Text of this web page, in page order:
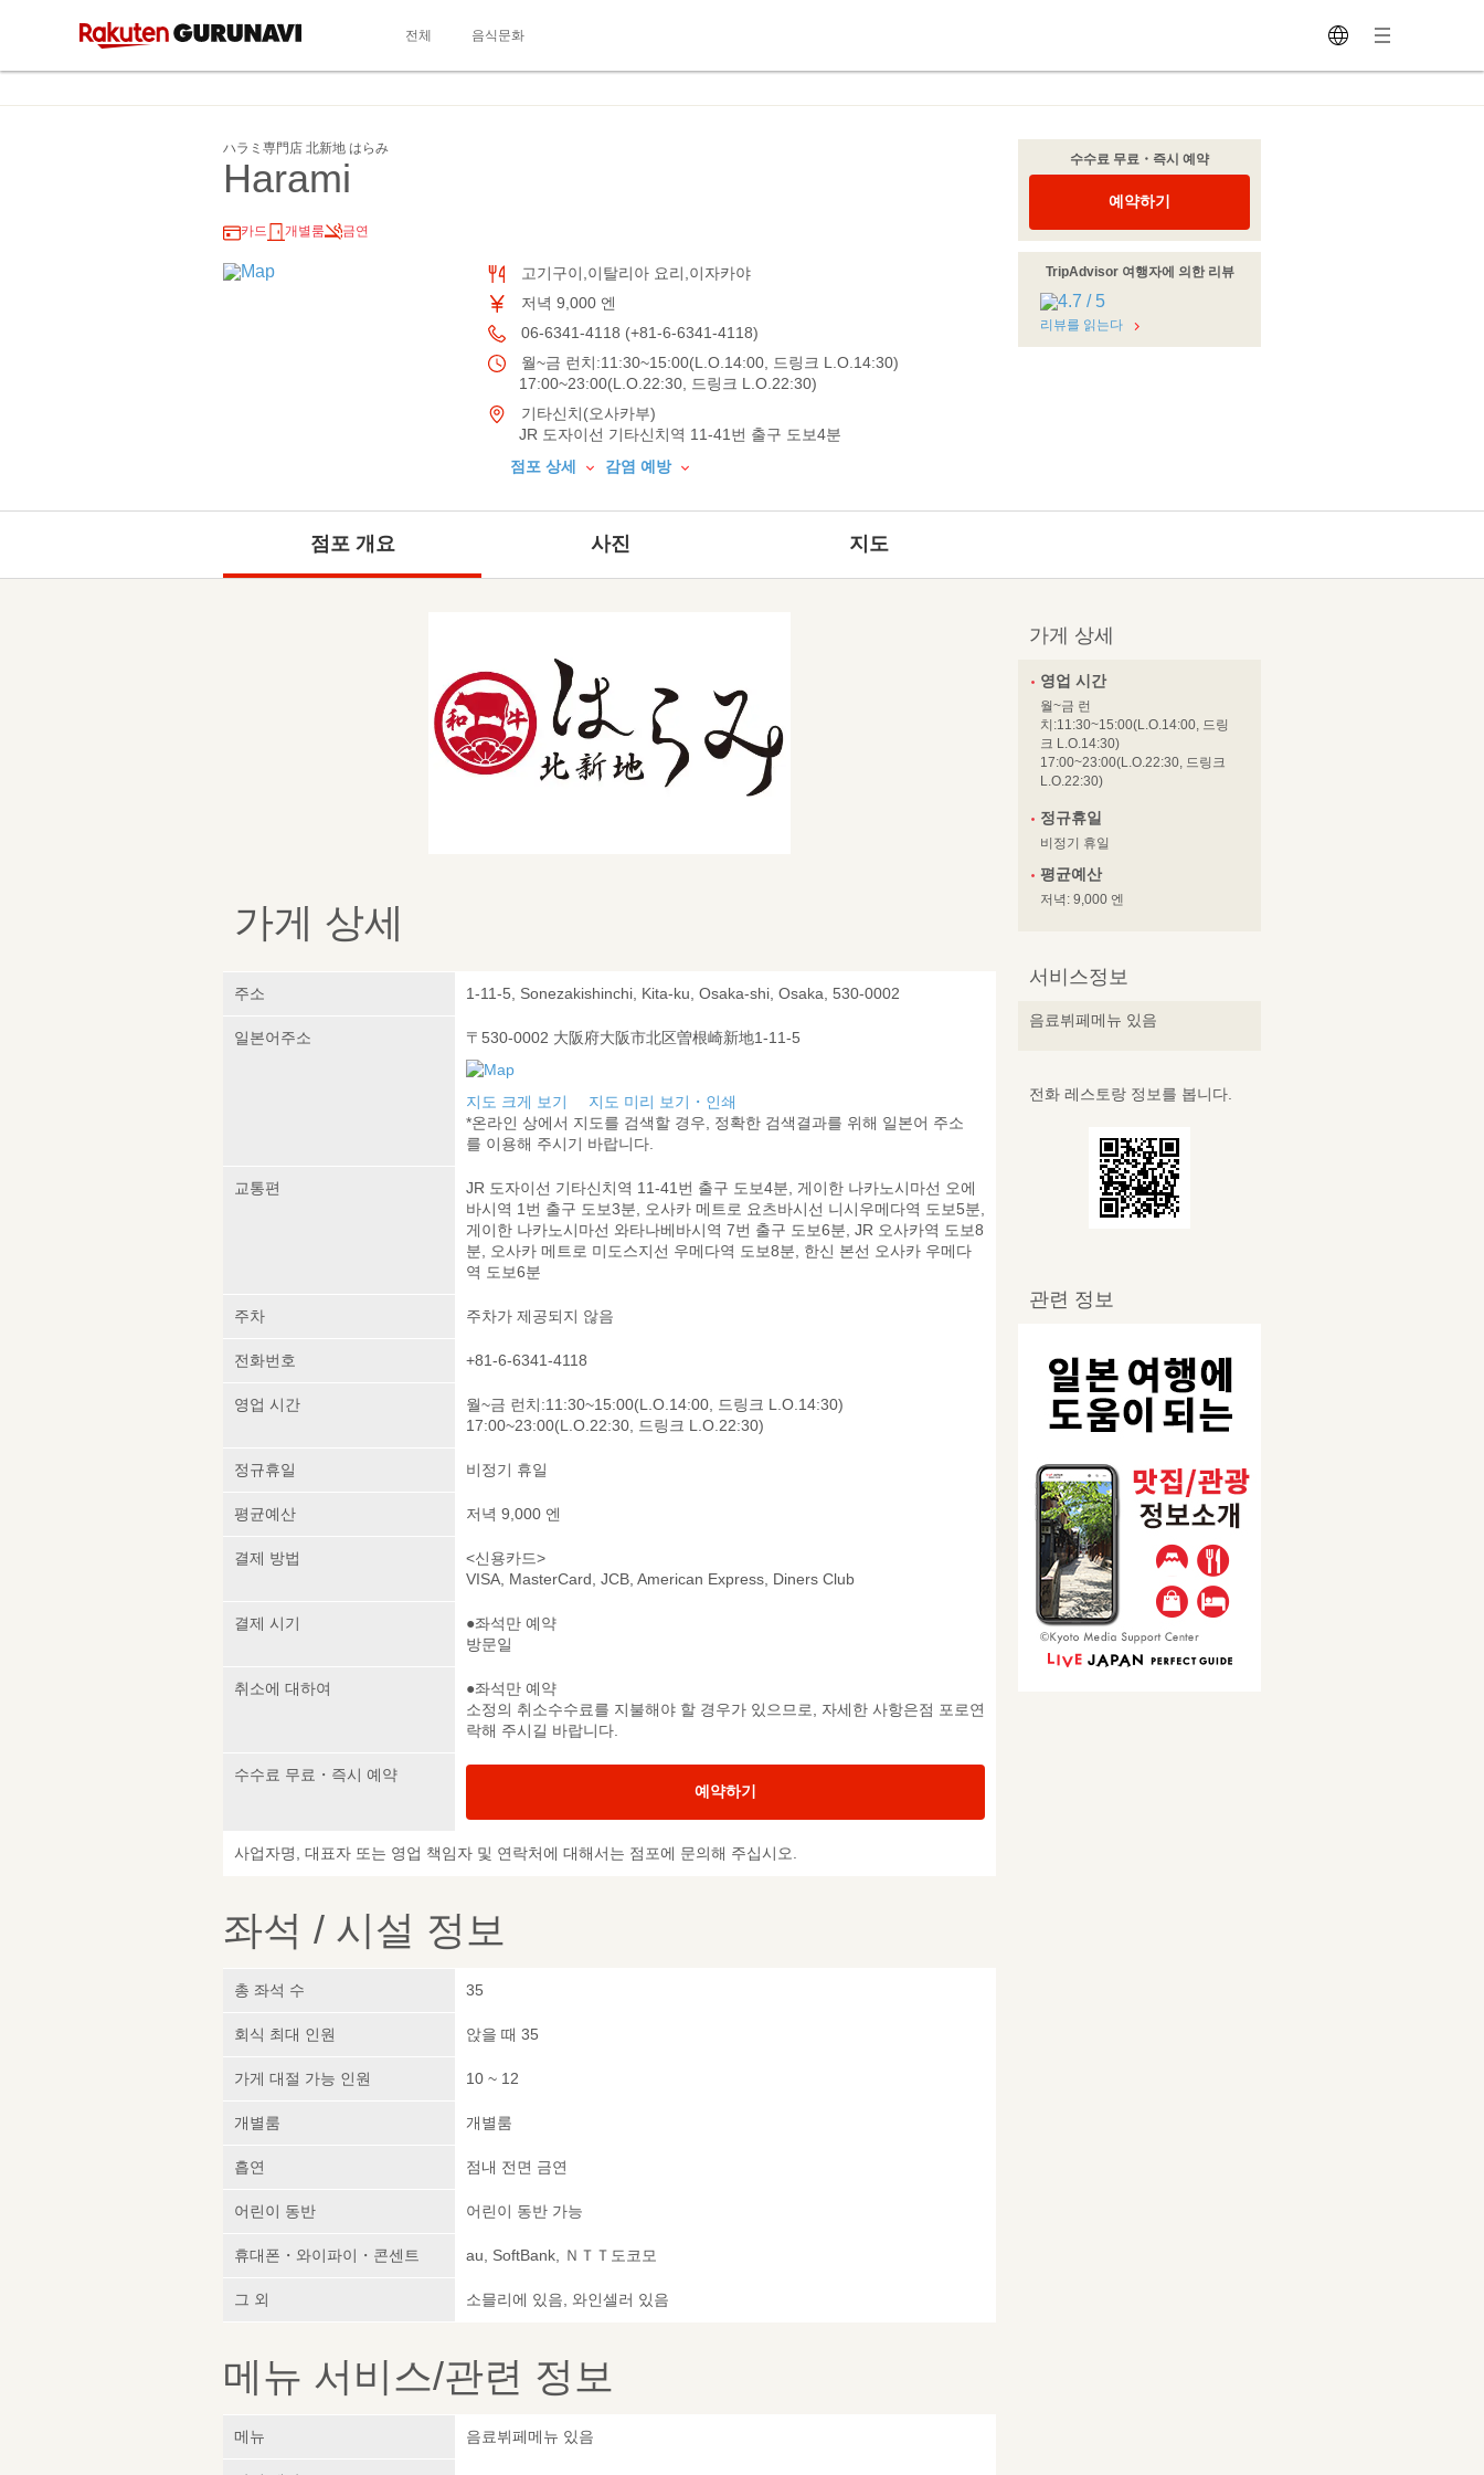
전체 음식문화
ハラミ専門店 北新地 はらみ
Harami
카드 개별룸 금연
고기구이,이탈리아 요리,이자카야
저녁 9,000 엔
06-6341-4118 (+81-6-6341-4118)
월~금 런치:11:30~15:00(L.O.14:00, 드링크 L.O.14:30)
17:00~23:00(L.O.22:30, 드링크 L.O.22:30)
기타신치(오사카부)
JR 도자이선 기타신치역 11-41번 출구 도보4분
점포 상세
감염 예방
수수료 무료・즉시 예약
예약하기
TripAdvisor 여행자에 의한 리뷰
리뷰를 읽는다
점포 개요 사진 지도
가게 상세
주소 1-11-5, Sonezakishinchi, Kita-ku, Osaka-shi, Osaka, 530-0002
일본어주소 〒530-0002 大阪府大阪市北区曽根崎新地1-11-5
지도 크게 보기
지도 미리 보기・인쇄
*온라인 상에서 지도를 검색할 경우, 정확한 검색결과를 위해 일본어 주소
를 이용해 주시기 바랍니다.
교통편
JR 도자이선 기타신치역 11-41번 출구 도보4분, 게이한 나카노시마선 오에
바시역 1번 출구 도보3분, 오사카 메트로 요츠바시선 니시우메다역 도보5분,
게이한 나카노시마선 와타나베바시역 7번 출구 도보6분, JR 오사카역 도보8
분, 오사카 메트로 미도스지선 우메다역 도보8분, 한신 본선 오사카 우메다
역 도보6분
주차 주차가 제공되지 않음
전화번호 +81-6-6341-4118
영업 시간
월~금 런치:11:30~15:00(L.O.14:00, 드링크 L.O.14:30)
17:00~23:00(L.O.22:30, 드링크 L.O.22:30)
정규휴일 비정기 휴일
평균예산 저녁 9,000 엔
결제 방법
<신용카드>
VISA, MasterCard, JCB, American Express, Diners Club
결제 시기
●좌석만 예약
방문일
취소에 대하여
●좌석만 예약
소정의 취소수수료를 지불해야 할 경우가 있으므로, 자세한 사항은점 포로연
락해 주시길 바랍니다.
수수료 무료・즉시 예약
예약하기
사업자명, 대표자 또는 영업 책임자 및 연락처에 대해서는 점포에 문의해 주십시오.
좌석 / 시설 정보
총 좌석 수 35
회식 최대 인원 앉을 때 35
가게 대절 가능 인원 10 ~ 12
개별룸 개별룸
흡연 점내 전면 금연
어린이 동반 어린이 동반 가능
휴대폰・와이파이・콘센트 au, SoftBank, ＮＴＴ도코모
그 외 소믈리에 있음, 와인셀러 있음
메뉴 서비스/관련 정보
메뉴 음료뷔페메뉴 있음
가게 상세
영업 시간
월~금 런
치:11:30~15:00(L.O.14:00, 드링
크 L.O.14:30)
17:00~23:00(L.O.22:30, 드링크
L.O.22:30)
정규휴일
비정기 휴일
평균예산
저녁: 9,000 엔
서비스정보
음료뷔페메뉴 있음
전화 레스토랑 정보를 봅니다.
관련 정보